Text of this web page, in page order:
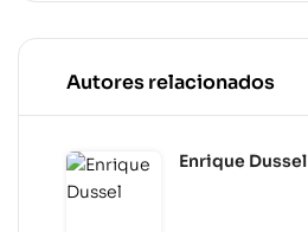
Autores relacionados
Enrique Dussel